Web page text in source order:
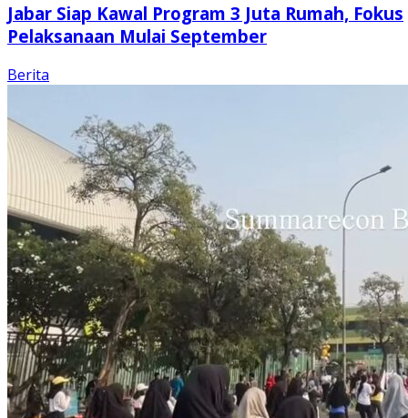
Jabar Siap Kawal Program 3 Juta Rumah, Fokus
Pelaksanaan Mulai September
Berita